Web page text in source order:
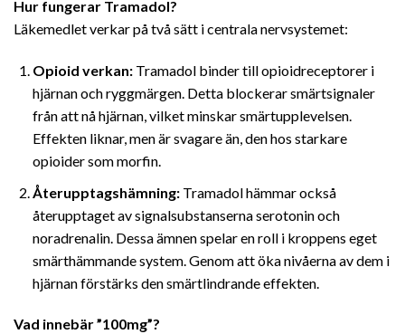
Hur fungerar Tramadol?
Läkemedlet verkar på två sätt i centrala nervsystemet:
Opioid verkan:Tramadol binder till opioidreceptorer i
hjärnan och ryggmärgen. Detta blockerar smärtsignaler
från att nå hjärnan, vilket minskar smärtupplevelsen.
Effekten liknar, men är svagare än, den hos starkare
opioider som morfin.
Återupptagshämning:Tramadol hämmar också
återupptaget av signalsubstanserna serotonin och
noradrenalin. Dessa ämnen spelar en roll i kroppens eget
smärthämmande system. Genom att öka nivåerna av dem i
hjärnan förstärks den smärtlindrande effekten.
Vad innebär ”100mg”?